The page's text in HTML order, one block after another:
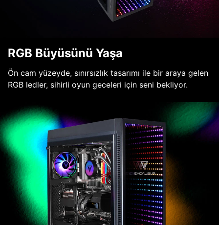
RGB Büyüsünü Yaşa
Ön cam yüzeyde, sınırsızlık tasarımı ile bir araya gelen
RGB ledler, sihirli oyun geceleri için seni bekliyor.